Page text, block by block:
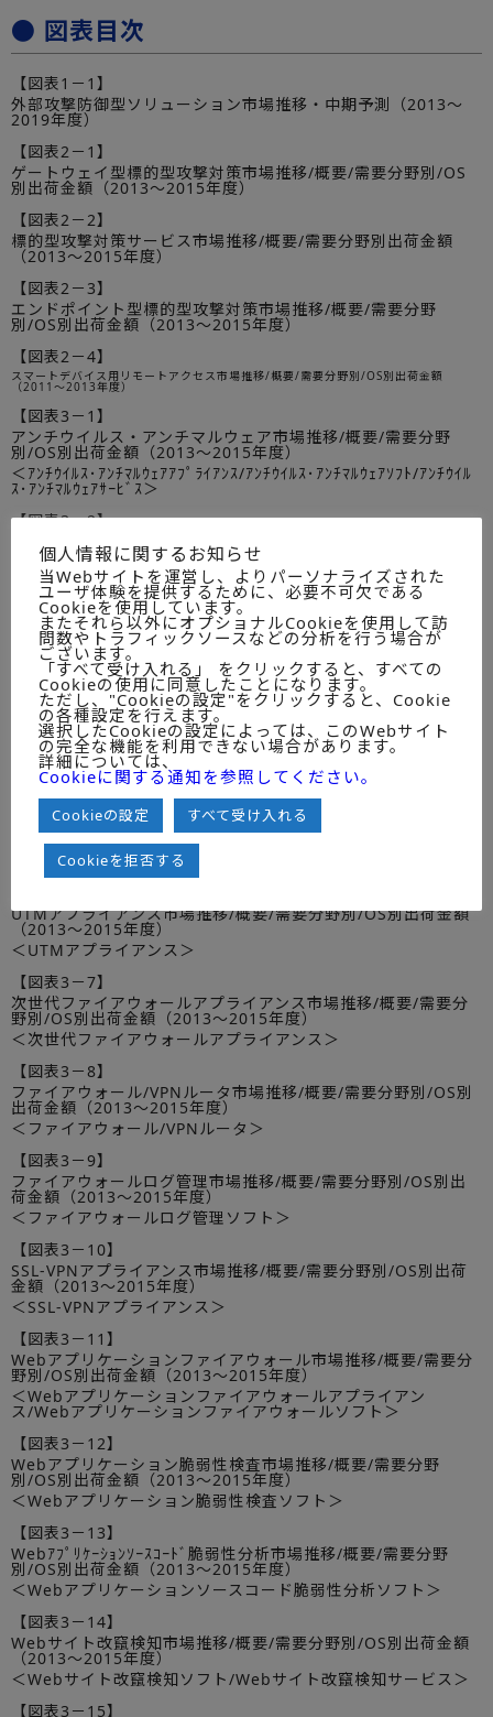
● 図表目次
【図表1－1】
外部攻撃防御型ソリューション市場推移・中期予測（2013～
2019年度）
【図表2－1】
ゲートウェイ型標的型攻撃対策市場推移/概要/需要分野別/OS
別出荷金額（2013～2015年度）
【図表2－2】
標的型攻撃対策サービス市場推移/概要/需要分野別出荷金額
（2013～2015年度）
【図表2－3】
エンドポイント型標的型攻撃対策市場推移/概要/需要分野
別/OS別出荷金額（2013～2015年度）
【図表2－4】
スマートデバイス用リモートアクセス市場推移/概要/需要分野別/OS別出荷金額
（2011～2013年度）
【図表3－1】
アンチウイルス・アンチマルウェア市場推移/概要/需要分野
別/OS別出荷金額（2013～2015年度）
＜ｱﾝﾁｳｲﾙｽ･ｱﾝﾁﾏﾙｳｪｱｱﾌﾟﾗｲｱﾝｽ/ｱﾝﾁｳｲﾙｽ･ｱﾝﾁﾏﾙｳｪｱｿﾌﾄ/ｱﾝﾁｳｲﾙ
ｽ･ｱﾝﾁﾏﾙｳｪｱｻｰﾋﾞｽ＞
【図表3－2】
アンチスパムメール市場推移/概要/需要分野別/OS別出荷金額
（2013～2015年度）
＜アンチスパムメールアプライアンス/アンチスパムメールソフ
ト＞
【図表3－3】
不正侵入検知・防御アプライアンス市場推移/概要/需要分野
別/OS別出荷金額（2013～2015年度）
＜不正侵入検知・防御アプライアンス＞
【図表3－4】
DDoS対策アプライアンス市場推移/概要/需要分野別/OS別出荷
金額（2013～2015年度）
＜DDoS対策アプライアンス＞
【図表3－5】
ファイアウォール/VPNアプライアンス市場推移/概要/需要分野
別/OS別出荷金額（2013～2015年度）
＜ファイアウォール/VPNアプライアンス＞
UTMアプライアンス市場推移/概要/需要分野別/OS別出荷金額
（2013～2015年度）
＜UTMアプライアンス＞
【図表3－7】
次世代ファイアウォールアプライアンス市場推移/概要/需要分
野別/OS別出荷金額（2013～2015年度）
＜次世代ファイアウォールアプライアンス＞
【図表3－8】
ファイアウォール/VPNルータ市場推移/概要/需要分野別/OS別
出荷金額（2013～2015年度）
＜ファイアウォール/VPNルータ＞
【図表3－9】
ファイアウォールログ管理市場推移/概要/需要分野別/OS別出
荷金額（2013～2015年度）
＜ファイアウォールログ管理ソフト＞
【図表3－10】
SSL-VPNアプライアンス市場推移/概要/需要分野別/OS別出荷
金額（2013～2015年度）
＜SSL-VPNアプライアンス＞
【図表3－11】
Webアプリケーションファイアウォール市場推移/概要/需要分
野別/OS別出荷金額（2013～2015年度）
＜Webアプリケーションファイアウォールアプライアン
ス/Webアプリケーションファイアウォールソフト＞
【図表3－12】
Webアプリケーション脆弱性検査市場推移/概要/需要分野
別/OS別出荷金額（2013～2015年度）
＜Webアプリケーション脆弱性検査ソフト＞
【図表3－13】
Webｱﾌﾟﾘｹｰｼｮﾝｿｰｽｺｰﾄﾞ脆弱性分析市場推移/概要/需要分野
別/OS別出荷金額（2013～2015年度）
＜Webアプリケーションソースコード脆弱性分析ソフト＞
【図表3－14】
Webサイト改竄検知市場推移/概要/需要分野別/OS別出荷金額
（2013～2015年度）
＜Webサイト改竄検知ソフト/Webサイト改竄検知サービス＞
【図表3－15】
個人情報に関するお知らせ
当Webサイトを運営し、よりパーソナライズされた
ユーザ体験を提供するために、必要不可欠である
Cookieを使用しています。
またそれら以外にオプショナルCookieを使用して訪
問数やトラフィックソースなどの分析を行う場合が
ございます。
「すべて受け入れる」 をクリックすると、すべての
Cookieの使用に同意したことになります。
ただし、"Cookieの設定"をクリックすると、Cookie
の各種設定を行えます。
選択したCookieの設定によっては、このWebサイト
の完全な機能を利用できない場合があります。
詳細については、
Cookieに関する通知を参照してください。
Cookieの設定 すべて受け入れる
Cookieを拒否する